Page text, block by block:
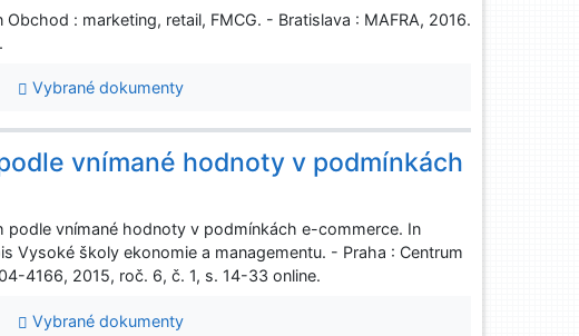
: marketing, retail, FMCG. - Bratislava : MAFRA, 2016.
Vybrané dokumenty
vnímané hodnoty v podmínkách
podle vnímané hodnoty v podmínkách e-commerce. In
Vysoké školy ekonomie a managementu. - Praha : Centrum
4166, 2015, roč. 6, č. 1, s. 14-33 online.
Vybrané dokumenty